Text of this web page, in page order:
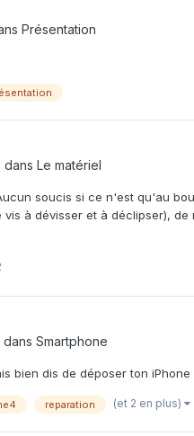
Présentation
dans Le matériel
soucis si ce n'est qu'au
à dévisser et à déclipser),
dans Smartphone
bien dis de déposer ton
reparation (et 2 en plus)